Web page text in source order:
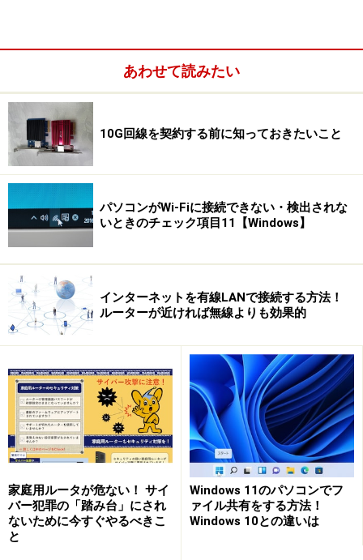
業者にLANケーブルを施工してもらったときの注意
LANケーブルのタイプは「ストレート」と
「クロス」の2種類
線LANを組むにしても1台は有線で接続した方が設定の際
に便利なので、LANケーブルは用意した方がよいでしょ
う。
LANケーブルには、クロスケーブルとストレートケーブ
ルの2種類があります。ストレートケーブルはコンピュ
ータとハブなどをつなぐときに使います。
クロスケーブルは、主に2台のコンピュータをケーブル
だけで直結する際に利用します。かつては、ハブ同士な
ど機器の接続に利用されましたが、最近のネットワーク
機器にはAUTO MDI/MDIX機能が装備されているので、
ストレートケーブルが利用できるようになっています。
あわせて読みたい
10G回線を契約する前に知っておきたいこと
パソコンがWi-Fiに接続できない・検出されな
いときのチェック項目11【Windows】
インターネットを有線LANで接続する方法！
ルーターが近ければ無線よりも効果的
家庭用ルータが危ない！ サイ
バー犯罪の「踏み台」にされ
ないために今すぐやるべきこ
と
Windows 11のパソコンでフ
ァイル共有をする方法！
Windows 10との違いは